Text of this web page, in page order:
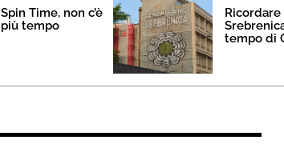
Spin Time, non c’è
più tempo
Ricordare
tempo di